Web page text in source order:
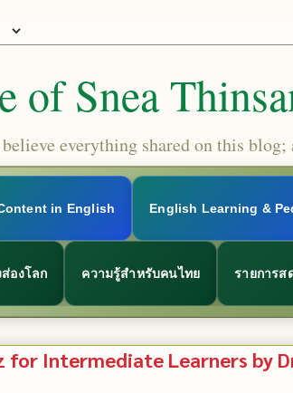
of Snea
everything shared on this blog;
in English English Learning &
องโลก ความรู้สำหรับคนไทย รายการส
Intermediate Learners by